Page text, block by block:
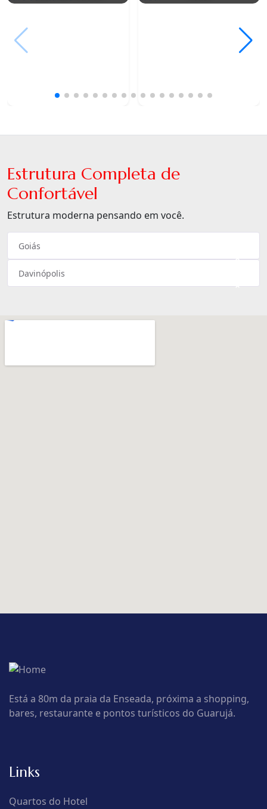
Estrutura Completa de
Confortável
Estrutura moderna pensando em você.
×
Goiás
×
Davinópolis
Está a 80m da praia da Enseada, próxima a shopping,
bares, restaurante e pontos turísticos do Guarujá.
Links
Quartos do Hotel